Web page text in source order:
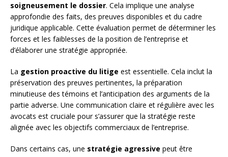
soigneusement le dossier. Cela implique une analyse
approfondie des faits, des preuves disponibles et du cadre
juridique applicable. Cette évaluation permet de déterminer les
forces et les faiblesses de la position de l’entreprise et
d’élaborer une stratégie appropriée.
La gestion proactive du litige est essentielle. Cela inclut la
préservation des preuves pertinentes, la préparation
minutieuse des témoins et l’anticipation des arguments de la
partie adverse. Une communication claire et régulière avec les
avocats est cruciale pour s’assurer que la stratégie reste
alignée avec les objectifs commerciaux de l’entreprise.
Dans certains cas, une stratégie agressive peut être